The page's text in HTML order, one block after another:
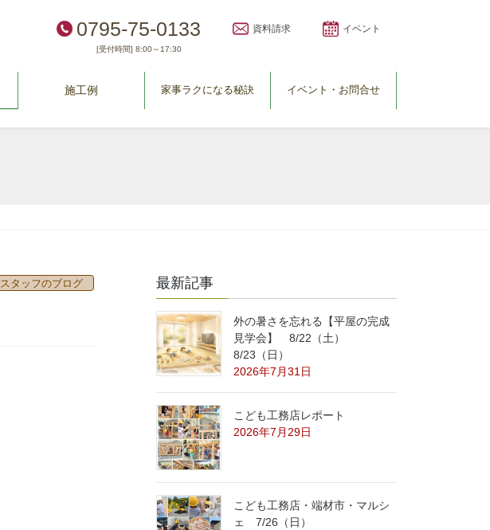
0795-75-0133
[受付時間] 8:00～17:30
資料請求 イベント
施工例 家事ラクになる秘訣 イベント・お問合せ
スタッフのブログ 最新記事
外の暑さを忘れる【平屋の完成
見学会】 8/22（土）
8/23（日）
2026年7月31日
こども工務店レポート
2026年7月29日
こども工務店・端材市・マルシ
ェ 7/26（日）